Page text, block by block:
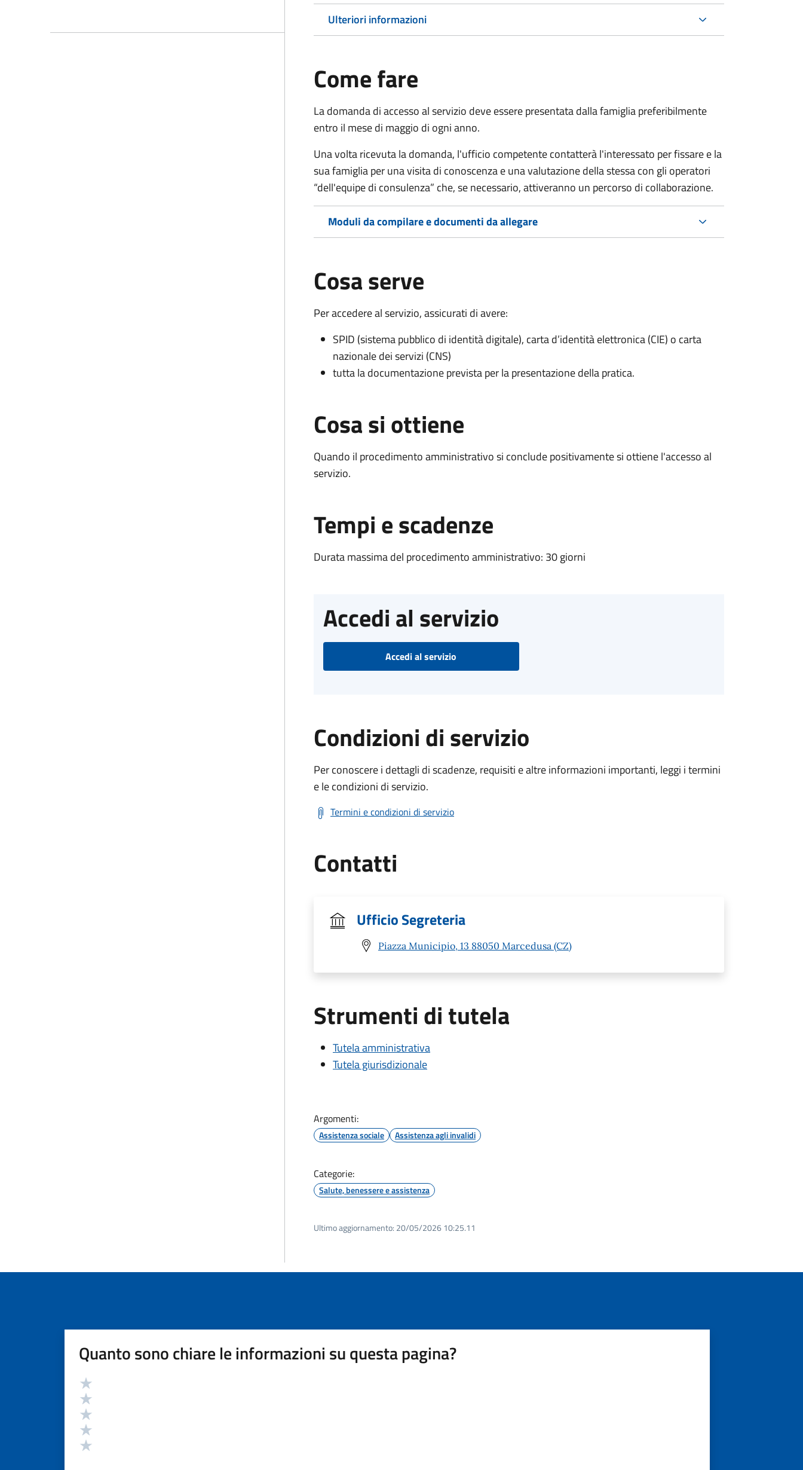
Ulteriori informazioni
Come fare
La domanda di accesso al servizio deve essere presentata dalla famiglia preferibilmente
entro il mese di maggio di ogni anno.
Una volta ricevuta la domanda, l'ufficio competente contatterà l'interessato per fissare e la
sua famiglia per una visita di conoscenza e una valutazione della stessacon gli operatori
“dell'equipe di consulenza” che, se necessario, attiveranno un percorso di collaborazione.
Moduli da compilare e documenti da allegare
Cosa serve
Per accedere al servizio, assicurati di avere:
SPID (sistema pubblico di identità digitale), carta d’identità elettronica (CIE) o carta
nazionale dei servizi (CNS)
tutta la documentazione prevista per la presentazione della pratica.
Cosa si ottiene
Quando il procedimento amministrativo si conclude positivamente si ottiene l'accesso al
servizio.
Tempi e scadenze
Durata massima del procedimento amministrativo: 30 giorni
Accedi al servizio
Accedi al servizio
Condizioni di servizio
Per conoscere i dettagli di scadenze, requisiti e altre informazioni importanti, leggi i termini
e le condizioni di servizio.
Termini e condizioni di servizio
Contatti
Ufficio Segreteria
Piazza Municipio, 13 88050 Marcedusa (CZ)
Strumenti di tutela
Tutela amministrativa
Tutela giurisdizionale
Argomenti:
Assistenza sociale Assistenza agli invalidi
Categorie:
Salute, benessere e assistenza
Ultimo aggiornamento: 20/05/2026 10:25.11
Quanto sono chiare le informazioni su questa pagina?
Valutazione